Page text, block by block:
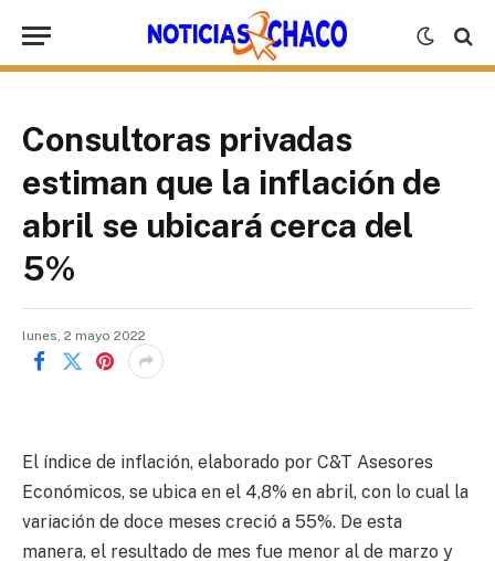
Consultoras privadas
estiman que la inflación de
abril se ubicará cerca del
5%
lunes, 2 mayo 2022
El índice de inflación, elaborado por C&T Asesores
Económicos, se ubica en el 4,8% en abril, con lo cual la
variación de doce meses creció a 55%. De esta
manera, el resultado de mes fue menor al de marzo y